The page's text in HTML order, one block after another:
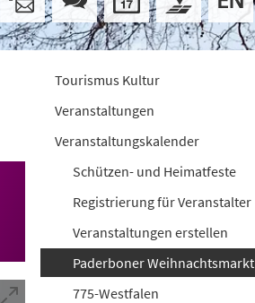
Tourismus Kultur
Veranstaltungen
Veranstaltungskalender
Schützen- und Heimatfeste
Registrierung für Veranstalter
Veranstaltungen erstellen
Paderboner Weihnachtsmarkt
775-Westfalen